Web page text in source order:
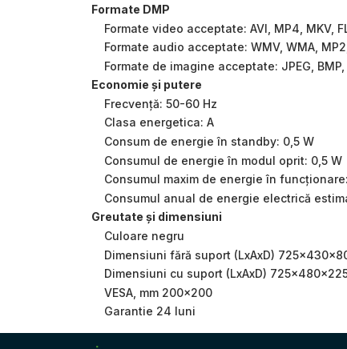
Formate DMP
Formate video acceptate: AVI, MP4, MKV,
Formate audio acceptate: WMV, WMA,
Formate de imagine acceptate: JPEG, BMP,
Economie și putere
Frecvență: 50-60 Hz
Clasa energetica: A
Consum de energie în standby: 0,5 W
Consumul de energie în modul oprit: 0,5 W
Consumul maxim de energie în
Consumul anual de energie electrică
Greutate și dimensiuni
Culoare negru
Dimensiuni fără suport (LxAxD)
Dimensiuni cu suport (LxAxD)
VESA, mm 200x200
Garantie 24 luni